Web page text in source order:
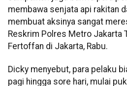
membawa senjata api rakitan
membuat aksinya sangat
Reskrim Polres Metro Jakarta
Fertoffan di Jakarta, Rabu.
Dicky menyebut, para pelaku
pagi hingga sore hari, mulai